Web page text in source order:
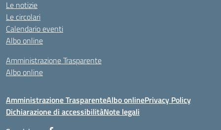
Le notizie
Le circolari
Calendario eventi
Albo online
Amministrazione Trasparente
Albo online
Amministrazione TrasparenteAlbo onlinePrivacy Policy
Dichiarazione di accessibilitàNote legali